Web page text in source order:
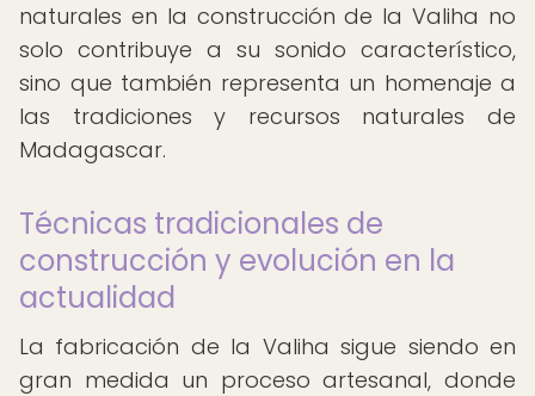
naturales en la construcción de la Valiha no
solo contribuye a su sonido característico,
sino que también representa un homenaje a
las tradiciones y recursos naturales de
Madagascar.
Técnicas tradicionales de
construcción y evolución en la
actualidad
La fabricación de la Valiha sigue siendo en
gran medida un proceso artesanal, donde